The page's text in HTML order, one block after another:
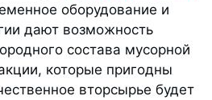
оборудование и
дают возможность
состава мусорной
которые пригодны
вторсырье будет